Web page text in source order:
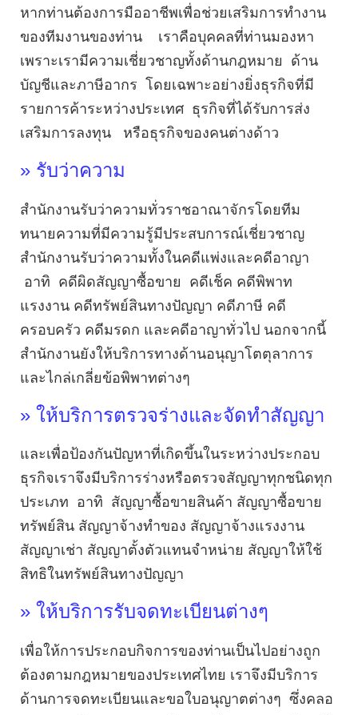
หากท่านต้องการมืออาชีพเพื่อช่วยเสริมการทำงาน
ของทีมงานของท่าน เราคือบุคคลที่ท่านมองหา
เพราะเรามีความเชี่ยวชาญทั้งด้านกฎหมาย ด้าน
บัญชีและภาษีอากร โดยเฉพาะอย่างยิ่งธุรกิจที่มี
รายการค้าระหว่างประเทศ ธุรกิจที่ได้รับการส่ง
เสริมการลงทุน หรือธุรกิจของคนต่างด้าว
» รับว่าความ
สำนักงานรับว่าความทั่วราชอาณาจักรโดยทีม
ทนายความที่มีความรู้มีประสบการณ์เชี่ยวชาญ
สำนักงานรับว่าความทั้งในคดีแพ่งและคดีอาญา
อาทิ คดีผิดสัญญาซื้อขาย คดีเช็ค คดีพิพาท
แรงงาน คดีทรัพย์สินทางปัญญา คดีภาษี คดี
ครอบครัว คดีมรดก และคดีอาญาทั่วไป นอกจากนี้
สำนักงานยังให้บริการทางด้านอนุญาโตตุลาการ
และไกล่เกลี่ยข้อพิพาทต่างๆ
» ให้บริการตรวจร่างและจัดทำสัญญา
และเพื่อป้องกันปัญหาที่เกิดขึ้นในระหว่างประกอบ
ธุรกิจเราจึงมีบริการร่างหรือตรวจสัญญาทุกชนิดทุก
ประเภท อาทิ สัญญาซื้อขายสินค้า สัญญาซื้อขาย
ทรัพย์สิน สัญญาจ้างทำของ สัญญาจ้างแรงงาน
สัญญาเช่า สัญญาตั้งตัวแทนจำหน่าย สัญญาให้ใช้
สิทธิในทรัพย์สินทางปัญญา
» ให้บริการรับจดทะเบียนต่างๆ
เพื่อให้การประกอบกิจการของท่านเป็นไปอย่างถูก
ต้องตามกฎหมายของประเทศไทย เราจึงมีบริการ
ด้านการจดทะเบียนและขอใบอนุญาตต่างๆ ซึ่งคลอ